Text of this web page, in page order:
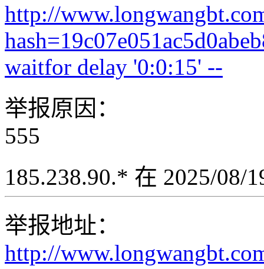
http://
waitfor delay '0:0:15' --
举报原因：
555
185.238.90.* 在 2025/08/
举报地址：
http://